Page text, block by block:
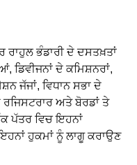
ਭੰਡਾਰੀ ਦੇ ਦਸਤਖ਼ਤਾਂ
ਡਿਵੀਜਨਾਂ ਦੇ ਕਮਿਸ਼ਨਰਾਂ,
ਜੱਜਾਂ, ਵਿਧਾਨ ਸਭਾ ਦੇ
ਅਤੇ ਬੋਰਡਾਂ ਤੇ
ਪੱਤਰ ਵਿਚ ਇਹਨਾਂ
ਹੁਕਮਾਂ ਨੂੰ ਲਾਗੂ ਕਰਾਉਣ